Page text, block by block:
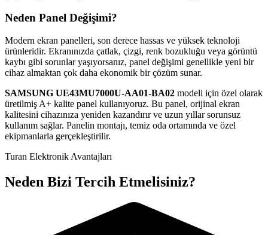
Neden Panel Değişimi?
Modern ekran panelleri, son derece hassas ve yüksek teknoloji
ürünleridir. Ekranınızda çatlak, çizgi, renk bozukluğu veya görüntü
kaybı gibi sorunlar yaşıyorsanız, panel değişimi genellikle yeni bir
cihaz almaktan çok daha ekonomik bir çözüm sunar.
SAMSUNG UE43MU7000U-AA01-BA02 modeli için özel olarak
üretilmiş A+ kalite panel kullanıyoruz. Bu panel, orijinal ekran
kalitesini cihazınıza yeniden kazandırır ve uzun yıllar sorunsuz
kullanım sağlar. Panelin montajı, temiz oda ortamında ve özel
ekipmanlarla gerçekleştirilir.
Turan Elektronik Avantajları
Neden Bizi Tercih Etmelisiniz?